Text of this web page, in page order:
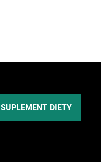
SUPLEMENT DIETY